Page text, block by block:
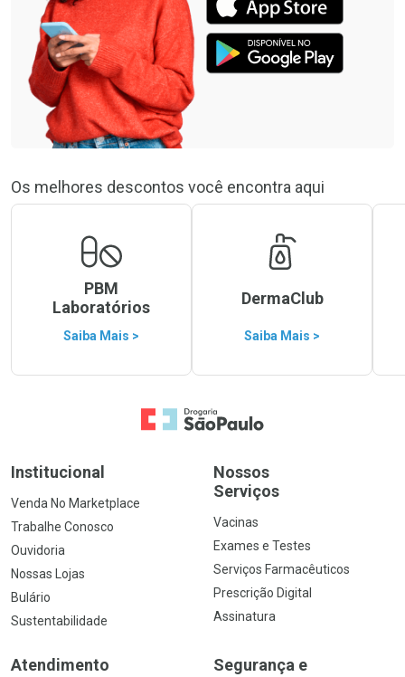
Os melhores descontos você encontra aqui
PBM
Laboratórios
Saiba Mais >
DermaClub
Saiba Mais >
Ir para a Home
Institucional
Venda No Marketplace
Trabalhe Conosco
Ouvidoria
Nossas Lojas
Bulário
Sustentabilidade
Nossos
Serviços
Vacinas
Exames e Testes
Serviços Farmacêuticos
Prescrição Digital
Assinatura
Atendimento
Segurança e